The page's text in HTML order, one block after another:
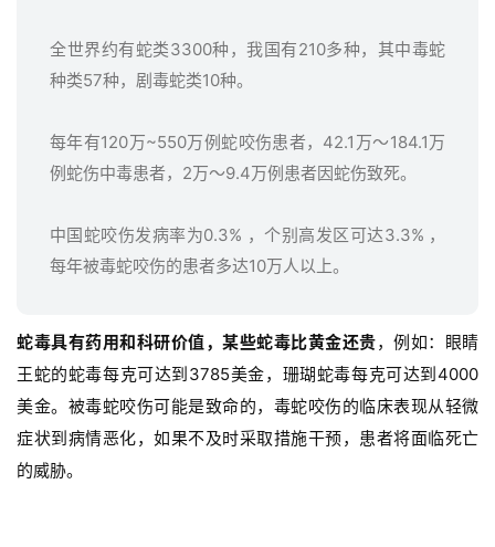
全世界约有蛇类3300种，我国有210多种，其中毒蛇
种类57种，剧毒蛇类10种。
每年有120万~550万例蛇咬伤患者，42.1万～184.1万
例蛇伤中毒患者， 2万～9.4万例患者因蛇伤致死。
中国蛇咬伤发病率为0.3% ，个别高发区可达3.3% ，
每年被毒蛇咬伤的患者多达10万人以上。
蛇毒具有药用和科研价值，某些蛇毒比黄金还贵，例如：眼睛
王蛇的蛇毒每克可达到3785美金，珊瑚蛇毒每克可达到4000
美金。被毒蛇咬伤可能是致命的，毒蛇咬伤的临床表现从轻微
症状到病情恶化，如果不及时采取措施干预，患者将面临死亡
的威胁。